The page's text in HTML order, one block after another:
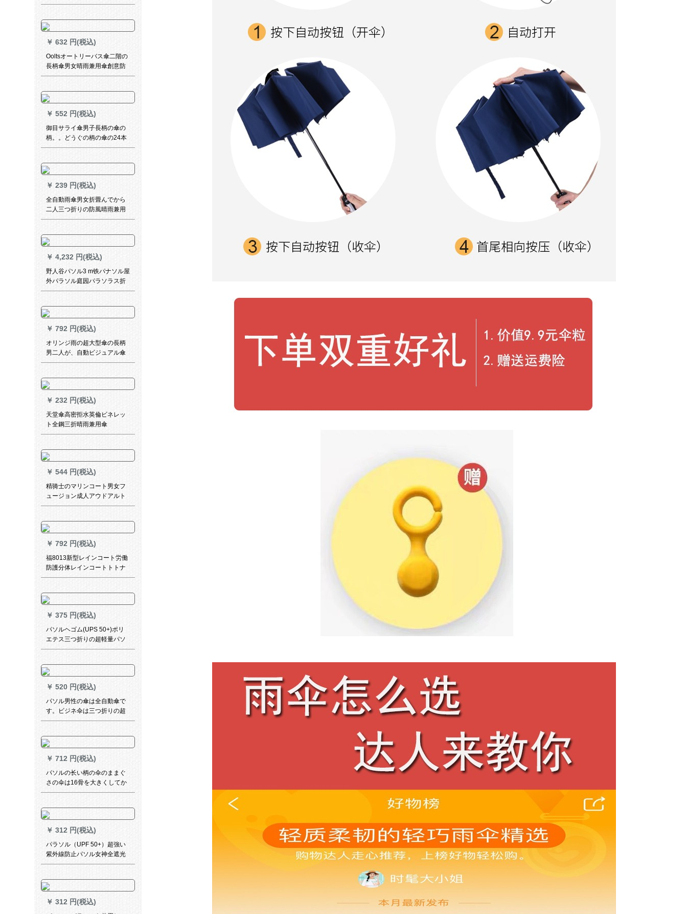
ムの屋外日傘は二重防風を強
305空色をした。
￥ 632 円(税込)
Ooltsオートリーバス傘二階の
長柄傘男女晴雨兼用傘創意防
風車免持式で、折りたたみ畳
￥ 552 円(税込)
御目サライ傘男子長柄の傘の
柄。。どうぐの柄の傘の24本
の傘の日本のアニメメの柄の
とじの傘立ての男性の24骨
￥ 239 円(税込)
全自動雨傘男女折畳んでから
二人三つ折りの防風晴雨兼用
傘両用の大きなパラソルの日
￥ 4,232 円(税込)
野人谷パソル3 m铁パナソル屋
外パラソル庭园パラソラス折
られたみみ大广告伞日伞ロマ
メラルド
￥ 792 円(税込)
オリンジ雨の超大型傘の長柄
男二人が、自動ビジュアル傘
でレトロ防風ビレッグ傘は、
ズです。
￥ 232 円(税込)
天堂傘高密拒水英倫ビネレッ
ト全鋼三折晴雨兼用傘
￥ 544 円(税込)
精骑士のマリンコート男女フ
ュージョン成人アウドアルト
リング头取のスタールレイン
￥ 792 円(税込)
福8013新型レインコート労働
防護分体レインコートトトナ
イトナイトナイトナイトユニ
XL(170-155)】
￥ 375 円(税込)
パソルヘゴム(UPS 50+)ポリ
エテス三つ折りの超軽量パソ
ル晴雨兼用傘
￥ 520 円(税込)
パソル男性の傘は全自動傘で
す。ビジネ伞は三つ折りの超
軽い折り畳式晴雨兼用伞女性
告伞です。
￥ 712 円(税込)
パソルの长い柄の伞のままぐ
さの伞は16骨を大きくしてか
ら2人の大きな伞の黒いゴムを
めに、伞のパソルビルのビル
の青い灰色の10009 ELCJを兼
用します。
￥ 312 円(税込)
パラソル（UPF 50+）超強い
紫外線防止パソル女神全遮光
パソルソラス小黒傘新ちゃん
￥ 312 円(税込)